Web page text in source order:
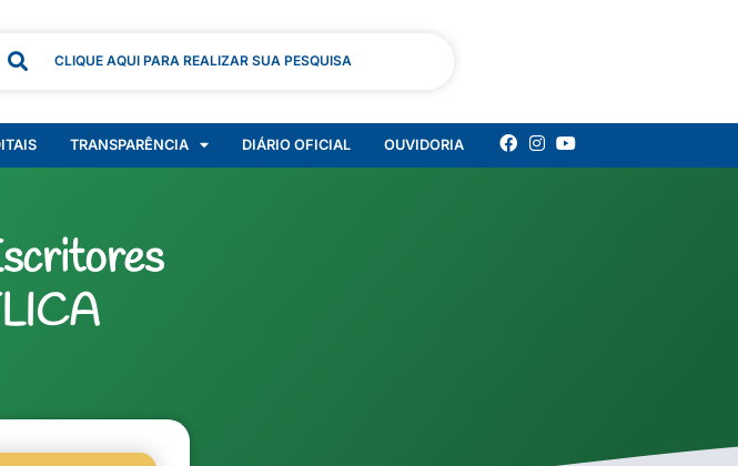
CLIQUE AQUI PARA REALIZAR SUA PESQUISA
TRANSPARÊNCIA DIÁRIO OFICIAL OUVIDORIA